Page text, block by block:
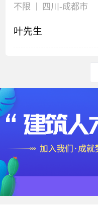
不限 | 四川 -成都市
叶先生